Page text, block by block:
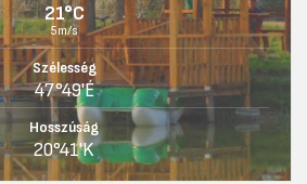
21°C
5m/s
Szélesség
47°49'É
Hosszúság
20°41'K